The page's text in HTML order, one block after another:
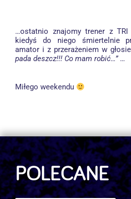
…ostatnio znajomy trener z TRI
kiedyś do niego śmiertelnie
amator i z przerażeniem w
pada deszcz!!! Co mam robić…”…
Miłego weekendu
POLECANE